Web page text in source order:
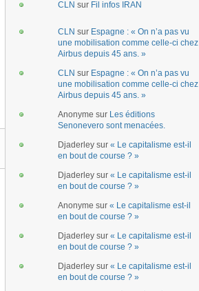
CLN sur Fil infos IRAN
CLN sur Espagne : « On n’a pas vu
une mobilisation comme celle-ci chez
Airbus depuis 45 ans. »
CLN sur Espagne : « On n’a pas vu
une mobilisation comme celle-ci chez
Airbus depuis 45 ans. »
Anonyme sur Les éditions
Senonevero sont menacées.
Djaderley sur « Le capitalisme est-il
en bout de course ? »
Djaderley sur « Le capitalisme est-il
en bout de course ? »
Anonyme sur « Le capitalisme est-il
en bout de course ? »
Djaderley sur « Le capitalisme est-il
en bout de course ? »
Djaderley sur « Le capitalisme est-il
en bout de course ? »